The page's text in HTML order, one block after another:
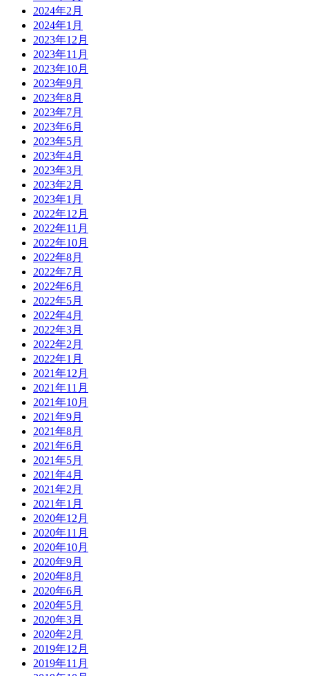
2024年2月
2024年1月
2023年12月
2023年11月
2023年10月
2023年9月
2023年8月
2023年7月
2023年6月
2023年5月
2023年4月
2023年3月
2023年2月
2023年1月
2022年12月
2022年11月
2022年10月
2022年8月
2022年7月
2022年6月
2022年5月
2022年4月
2022年3月
2022年2月
2022年1月
2021年12月
2021年11月
2021年10月
2021年9月
2021年8月
2021年6月
2021年5月
2021年4月
2021年2月
2021年1月
2020年12月
2020年11月
2020年10月
2020年9月
2020年8月
2020年6月
2020年5月
2020年3月
2020年2月
2019年12月
2019年11月